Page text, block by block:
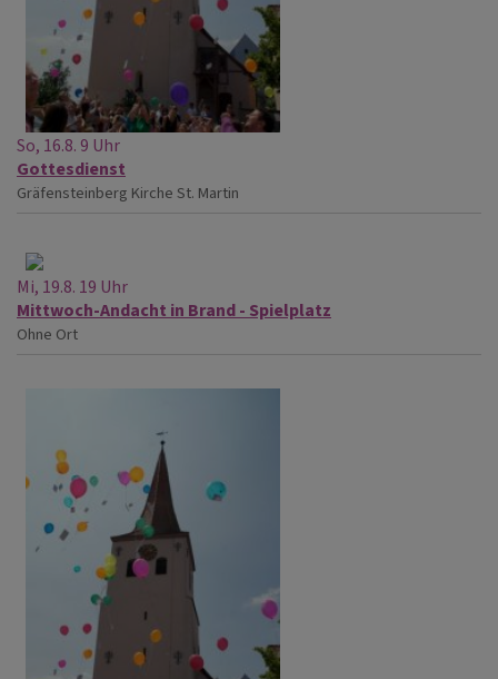
So, 16.8. 9 Uhr
Gottesdienst
Gräfensteinberg Kirche St. Martin
Mi, 19.8. 19 Uhr
Mittwoch-Andacht in Brand - Spielplatz
Ohne Ort